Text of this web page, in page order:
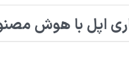
اپل با هوش